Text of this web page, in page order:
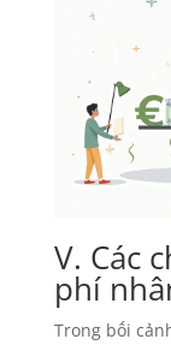
V. Các
phí
Trong bối